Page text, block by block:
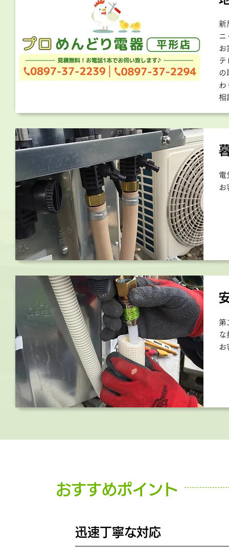
新
ニ
お
テ
の
わ
相
電
お
第
な
お
おすすめポイント
迅速丁寧な対応